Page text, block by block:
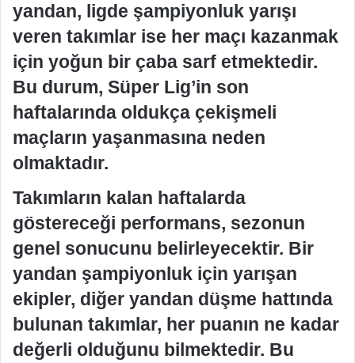
yandan, ligde şampiyonluk yarışı
veren takımlar ise her maçı kazanmak
için yoğun bir çaba sarf etmektedir.
Bu durum, Süper Lig’in son
haftalarında oldukça çekişmeli
maçların yaşanmasına neden
olmaktadır.
Takımların kalan haftalarda
göstereceği performans, sezonun
genel sonucunu belirleyecektir. Bir
yandan şampiyonluk için yarışan
ekipler, diğer yandan düşme hattında
bulunan takımlar, her puanın ne kadar
değerli olduğunu bilmektedir. Bu